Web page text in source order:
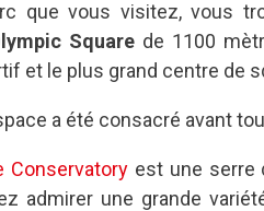
que vous visitez, vous
Squarede 1100
et le plus grand centre de
a été consacré avant
Conservatory est une serre
admirer une grande